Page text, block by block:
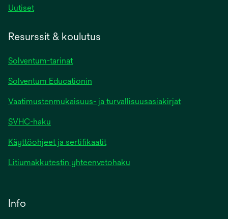
Uutiset
Resurssit & koulutus
Solventum-tarinat
Solventum Educationin
Vaatimustenmukaisuus- ja turvallisuusasiakirjat
SVHC-haku
Käyttöohjeet ja sertifikaatit
Litiumakkutestin yhteenvetohaku
Info